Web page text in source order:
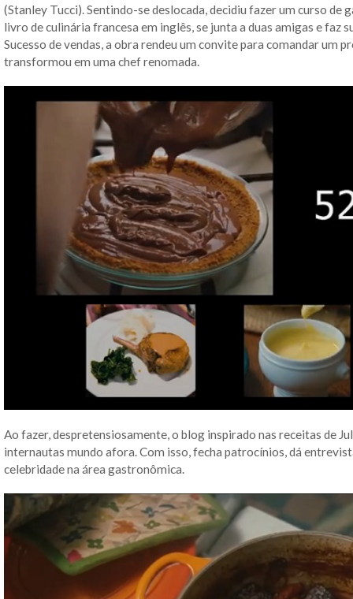
(Stanley Tucci). Sentindo-se deslocada, decidiu fazer um curso de
livro de culinária francesa em inglês, se junta a duas amigas e faz
Sucesso de vendas, a obra rendeu um convite para comandar um
transformou em uma chef renomada.
Ao fazer, despretensiosamente, o blog inspirado nas receitas de
internautas mundo afora. Com isso, fecha patrocínios, dá
celebridade na área gastronômica.